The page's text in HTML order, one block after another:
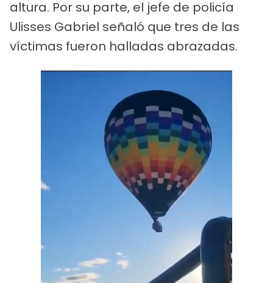
altura. Por su parte, el jefe de policía
Ulisses Gabriel señaló que tres de las
víctimas fueron halladas abrazadas.